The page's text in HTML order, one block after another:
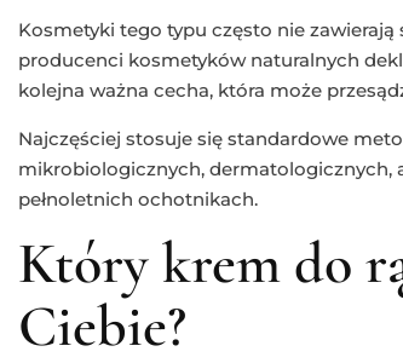
Kosmetyki tego typu często nie
producenci kosmetyków naturalnych
kolejna ważna cecha, która może
Najczęściej stosuje się standardowe
mikrobiologicznych, dermatologicznych,
pełnoletnich ochotnikach.
Który krem do
Ciebie?